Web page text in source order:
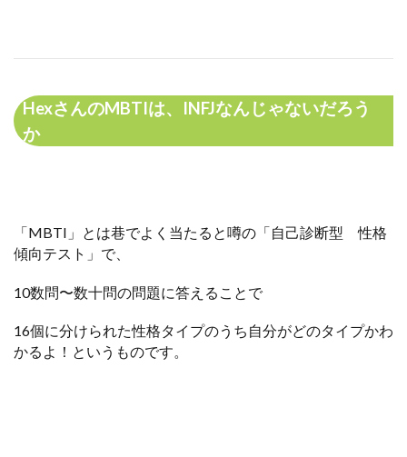
HexさんのMBTIは、INFJなんじゃないだろう
か
「MBTI」とは巷でよく当たると噂の「自己診断型 性格
傾向テスト」で、
10数問〜数十問の問題に答えることで
16個に分けられた性格タイプのうち自分がどのタイプかわ
かるよ！というものです。